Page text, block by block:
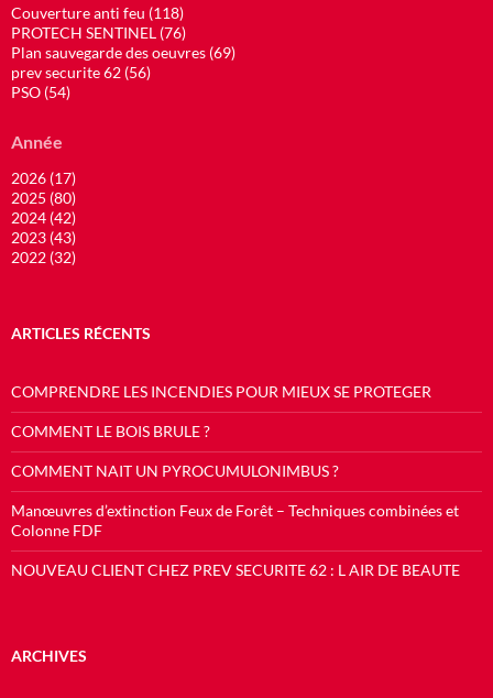
Couverture anti feu (118)
PROTECH SENTINEL (76)
Plan sauvegarde des oeuvres (69)
prev securite 62 (56)
PSO (54)
Année
2026 (17)
2025 (80)
2024 (42)
2023 (43)
2022 (32)
ARTICLES RÉCENTS
COMPRENDRE LES INCENDIES POUR MIEUX SE PROTEGER
COMMENT LE BOIS BRULE ?
COMMENT NAIT UN PYROCUMULONIMBUS ?
Manœuvres d’extinction Feux de Forêt – Techniques combinées et
Colonne FDF
NOUVEAU CLIENT CHEZ PREV SECURITE 62 : L AIR DE BEAUTE
ARCHIVES